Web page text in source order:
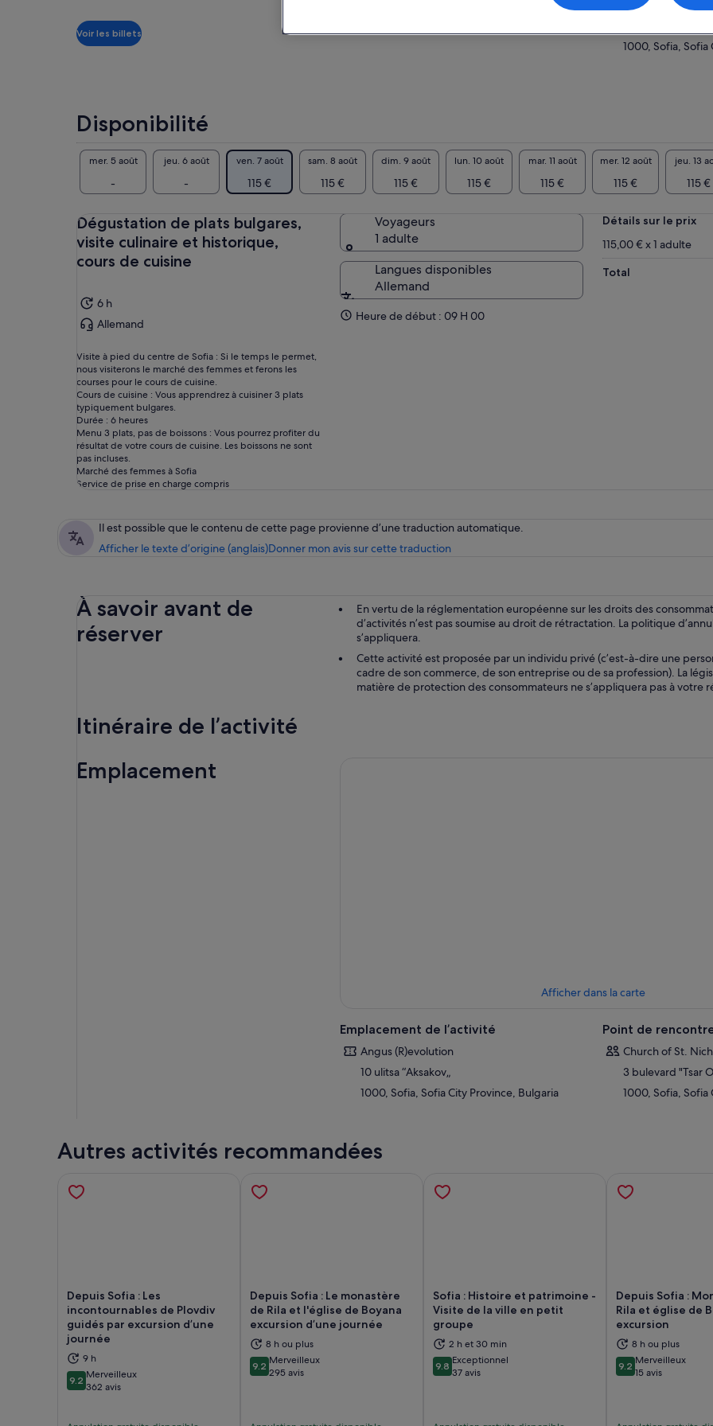
par
adulte
Voir les billets
cadre de ce cours, si le temps le permet et si
marché local, choisir des ingrédients exotiques
Church of St.
1000, Sofia, Sofia
Disponibilité
mer. 5 août
-
jeu. 6 août
-
ven. 7 août
115 €
sam. 8 août
115 €
dim. 9 août
115 €
lun. 10 août
115 €
mar. 11 août
115 €
mer. 12 août
115 €
jeu. 13
115 €
Dégustation de plats bulgares,
visite culinaire et historique,
cours de cuisine
6 h
Allemand
Visite à pied du centre de Sofia : Si le temps le permet,
nous visiterons le marché des femmes et ferons les
courses pour le cours de cuisine.
Cours de cuisine : Vous apprendrez à cuisiner 3 plats
typiquement bulgares.
Durée : 6 heures
Menu 3 plats, pas de boissons : Vous pourrez profiter du
résultat de votre cours de cuisine. Les boissons ne sont
pas incluses.
Marché des femmes à Sofia
Service de prise en charge compris
Voyageurs
1 adulte
Langues disponibles
Allemand
Heure de début : 09 H 00
Détails sur le prix
115,00 € x 1 adulte
Total
Il est possible que le contenu de cette page provienne d’une traduction automatique.
Afficher le texte d’origine (anglais)Donner mon avis sur cette traductionS’ouvre
onglet.
À savoir avant de
réserver
En vertu de la réglementation européenne sur les droits des
d’activités n’est pas soumise au droit de rétractation. La politique
s’appliquera.
Cette activité est proposée par un individu privé (c’est-à-dire une
cadre de son commerce, de son entreprise ou de sa profession). La
matière de protection des consommateurs ne s’appliquera pas à votre
Itinéraire de l’activité
Emplacement
Afficher dans la carte
Emplacement de l’activité
Angus (R)evolution
10 ulitsa “Aksakov„
1000, Sofia, Sofia City Province, Bulgaria
Point de
Church of St.
3 bulevard "Tsar
1000, Sofia, Sofia
Autres activités recommandées
Depuis Sofia : Les
incontournables de Plovdiv
guidés par excursion d’une
journée
9 h
9.29.2 sur 10
Merveilleux
362 avis
S’ouvre dans un nouvel onglet.
Depuis Sofia : Le monastère
de Rila et l'église de Boyana
excursion d’une journée
8 h ou plus
9.29.2 sur 10
Merveilleux
295 avis
S’ouvre dans un nouvel onglet.
Sofia : Histoire et patrimoine -
Visite de la ville en petit
groupe
2 h et 30 min
9.89.8 sur 10
Exceptionnel
37 avis
S’ouvre dans un nouvel onglet.
Depuis Sofia :
Rila et église de
excursion
8 h ou plus
9.29.2 sur 10
Merveilleux
15 avis